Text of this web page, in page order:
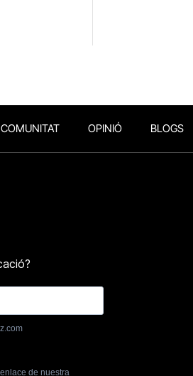
COMUNITAT OPINIÓ BLOGS